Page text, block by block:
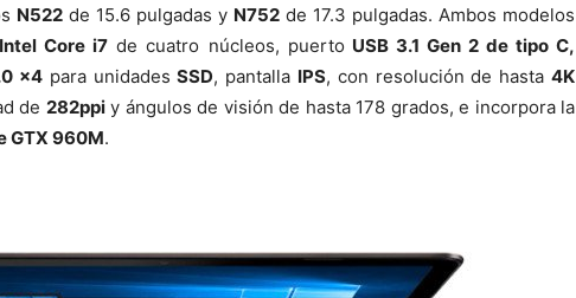
N522 de 15.6 pulgadas y N752 de 17.3 pulgadas. Ambos modelos
Intel Core i7 de cuatro núcleos, puerto USB 3.1 Gen 2 de tipo C,
x4 para unidadesSSD, pantalla IPS, con resolución de hasta4K
de 282ppiy ángulos de visión de hasta 178 grados, e incorpora la
GTX 960M.